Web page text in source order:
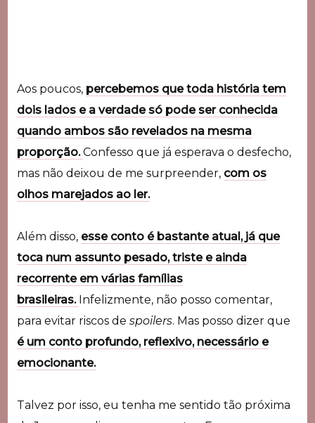
Aos poucos, percebemos que toda história tem
dois lados e a verdade só pode ser conhecida
quando ambos são revelados na mesma
proporção.Confesso que já esperava o desfecho,
mas não deixou de me surpreender, com os
olhos marejados ao ler.
Além disso, esse conto é bastante atual, já que
toca num assunto pesado, triste e ainda
recorrente em várias famílias
brasileiras. Infelizmente, não posso comentar,
para evitar riscos de spoilers. Mas posso dizer que
é um conto profundo, reflexivo, necessário e
emocionante.
Talvez por isso, eu tenha me sentido tão próxima